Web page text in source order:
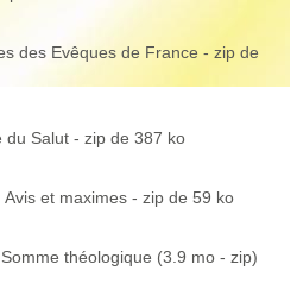
des Evêques de France - zip de
du Salut - zip de 387 ko
et maximes - zip de 59 ko
théologique (3.9 mo - zip)